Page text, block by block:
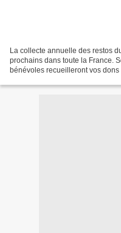
La collecte annuelle des restos
prochains dans toute la France.
bénévoles recueilleront vos